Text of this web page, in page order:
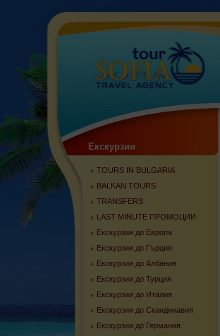
Екскурзии
TOURS IN BULGARIA
BALKAN TOURS
TRANSFERS
LAST MINUTE ПРОМОЦИИ
Екскурзии до Европа
Екскурзии до Гърция
Екскурзии до Албания
Екскурзии до Турция
Екскурзии до Италия
Екскурзии до Скандинавия
Екскурзии до Германия